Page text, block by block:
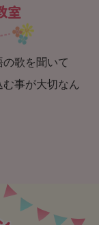
室
歌を聞いて
事が大切なん